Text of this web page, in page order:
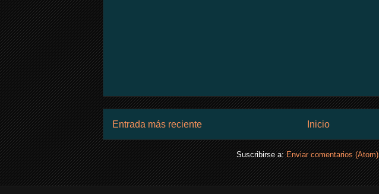
Entrada más reciente Inicio
Suscribirse a:Enviar comentarios (Atom)